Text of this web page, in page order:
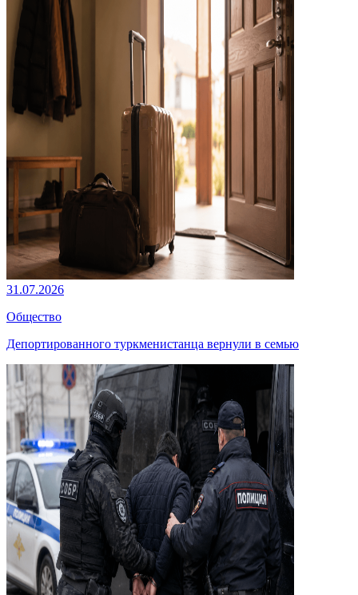
31.07.2026
Общество
Депортированного туркменистанца вернули в семью